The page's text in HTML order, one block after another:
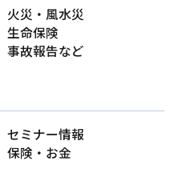
火災・風水災
生命保険
事故報告など
セミナー情報
保険・お金